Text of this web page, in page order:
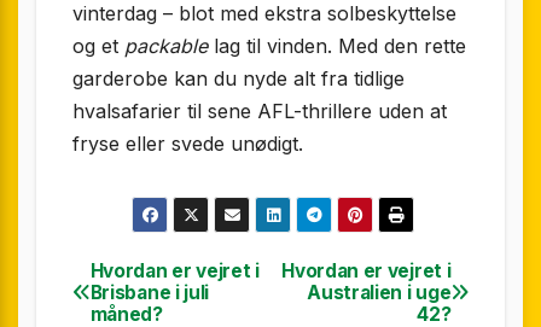
vinterdag – blot med ekstra solbeskyttelse
og et packablelag til vinden. Med den rette
garderobe kan du nyde alt fra tidlige
hvalsafarier til sene AFL-thrillere uden at
fryse eller svede unødigt.
Indlægsnavigation
Hvordan er vejret i
Australien i uge
42?
Hvordan er vejret i
Brisbane i juli
måned?